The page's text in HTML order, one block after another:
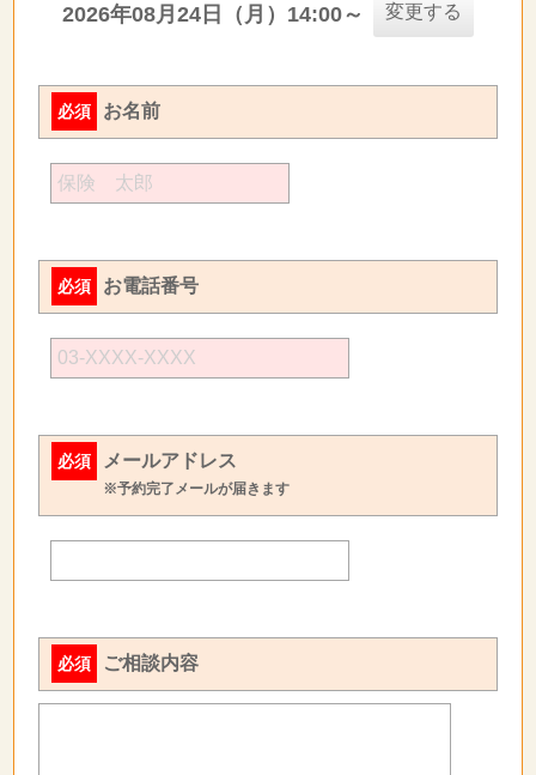
2026年08月24日（月）14:00～ 変更する
必須 お名前
必須 お電話番号
必須 メールアドレス
※予約完了メールが届きます
必須 ご相談内容